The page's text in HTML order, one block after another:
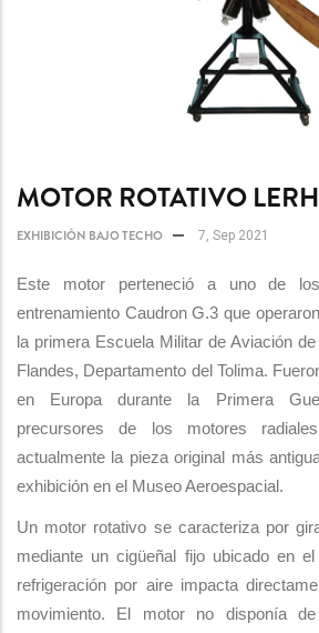
MOTOR ROTATIVO
EXHIBICIÓN BAJO TECHO 7, Sep 2021
Este motor perteneció a uno de
entrenamiento Caudron G.3 que
la primera Escuela Militar de Aviación
Flandes, Departamento del Tolima.
en Europa durante la Primera
precursores de los motores
actualmente la pieza original más
exhibición en el Museo Aeroespacial.
Un motor rotativo se caracteriza por
mediante un cigüeñal fijo ubicado en
refrigeración por aire impacta
movimiento. El motor no disponía